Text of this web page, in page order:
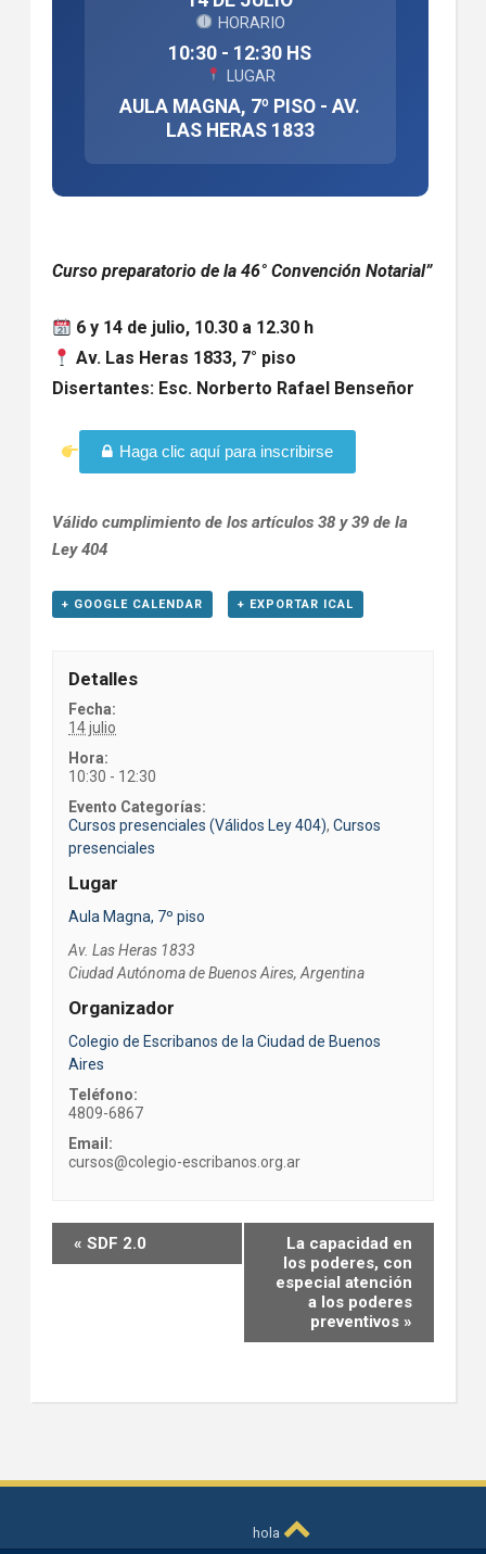
HORARIO
10:30 - 12:30 HS
LUGAR
AULA MAGNA, 7º PISO - AV.
LAS HERAS 1833
Curso preparatorio de la 46° Convención Notarial”
6 y 14 de julio, 10.30 a 12.30 h
Av. Las Heras 1833, 7° piso
Disertantes: Esc. Norberto Rafael Benseñor
Haga clic aquí para inscribirse
Válido cumplimiento de los artículos 38 y 39 de la
Ley 404
+ GOOGLE CALENDAR + EXPORTAR ICAL
Detalles
Fecha:
14 julio
Hora:
10:30 - 12:30
Evento Categorías:
Cursos presenciales (Válidos Ley 404),Cursos
presenciales
Lugar
Aula Magna, 7º piso
Av. Las Heras 1833
Ciudad Autónoma de Buenos Aires, Argentina
Organizador
Colegio de Escribanos de la Ciudad de Buenos
Aires
Teléfono:
4809-6867
Email:
cursos@colegio-escribanos.org.ar
Event
« SDF 2.0
La capacidad en
los poderes, con
especial atención
a los poderes
preventivos »
hola